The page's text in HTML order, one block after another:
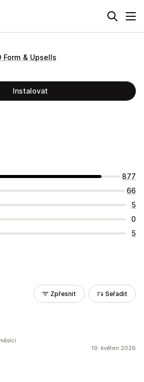
Form & Upsells
Instalovat
877
66
5
0
5
Zpřesnit Seřadit
19. květen 2026